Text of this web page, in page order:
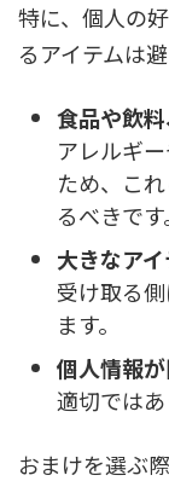
特に、個人の
るアイテムは
食品や飲
アレルギ
ため、こ
るべきです
大きなア
受け取る
ます。
個人情報
適切ではあ
おまけを選ぶ